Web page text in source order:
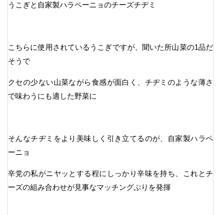
うこぎと自家製ハラペーニョのチーズチヂミ
こちらに使用されているうこぎですが、聞いた所山菜の1品だ
そうで
クセの少ない山菜ながら食感が面白く、チヂミのような薄さ
で味わうにも適した野菜に
そんなチヂミをより美味しく引き立てるのが、自家製ハラペ
ーニョ
辛党の私がニヤッとする程にしっかり辛味を持ち、これとチ
ーズの組み合わせが見事なマッチングぶりを発揮